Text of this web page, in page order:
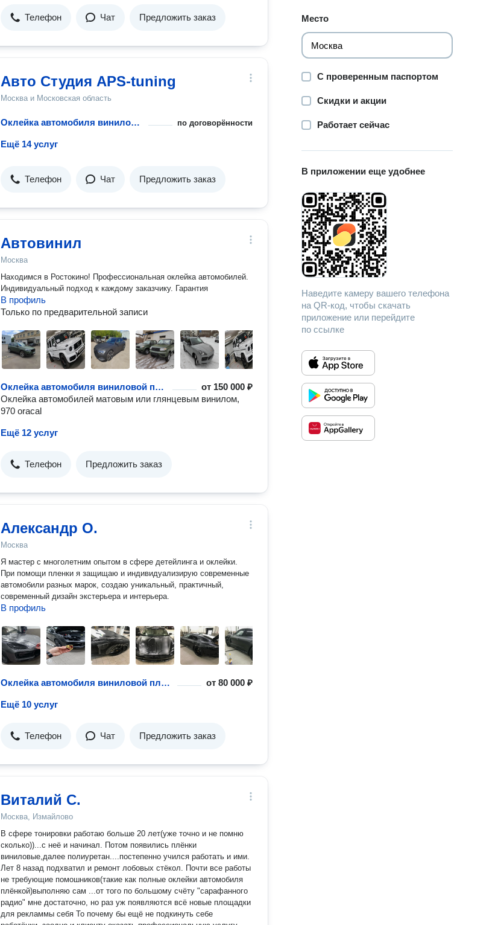
Телефон Чат Предложить заказ
Авто Студия APS-tuning
Москва и Московская область
Оклейка автомобиля виниловой пленкой по договорённости
Ещё 14 услуг
Телефон Чат Предложить заказ
Автовинил
Москва
Находимся в Ростокино! Профессиональная оклейка автомобилей.
Индивидуальный подход к каждому заказчику. Гарантия
В профиль
Только по предварительной записи
Оклейка автомобиля виниловой пленкой от 150 000 ₽
Оклейка автомобилей матовым или глянцевым винилом,
970 oracal
Ещё 12 услуг
Телефон Предложить заказ
Александр О.
Москва
Я мастер с многолетним опытом в сфере детейлинга и оклейки.
При помощи пленки я защищаю и индивидуализирую современные
автомобили разных марок, создаю уникальный, практичный,
современный дизайн экстерьера и интерьера.
В профиль
Оклейка автомобиля виниловой пленкой от80 000 ₽
Ещё 10 услуг
Телефон Чат Предложить заказ
Виталий С.
Москва, Измайлово
В сфере тонировки работаю больше 20 лет(уже точно и не помню
сколько))...с неё и начинал. Потом появились плёнки
виниловые,далее полиуретан....постепенно учился работать и ими.
Лет 8 назад подхватил и ремонт лобовых стёкол. Почти все работы
не требующие помошников(такие как полные оклейки автомобиля
плёнкой)выполняю сам ...от того по большому счёту "сарафанного
радио" мне достаточно, но раз уж появляются всё новые площадки
для рекламмы себя То почему бы ещё не подкинуть себе
Место
С проверенным паспортом
Скидки и акции
Работает сейчас
В приложении еще удобнее
Наведите камеру вашего телефона
на QR-код, чтобы скачать
приложение или перейдите
по ссылке